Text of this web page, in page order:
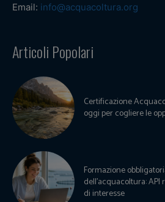
Email: info@acquacoltura.org
Articoli Popolari
Certificazione
oggi per cogliere le
Formazione
dell’acquacoltura:
di interesse